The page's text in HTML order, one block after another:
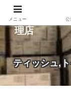
紙（家庭紙
理店
ティッシュ,
メニュー 公